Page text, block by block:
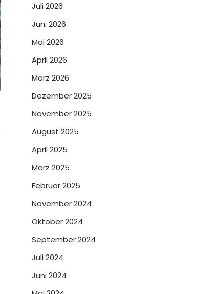
Juli 2026
Juni 2026
Mai 2026
April 2026
März 2026
Dezember 2025
November 2025
August 2025
April 2025
März 2025
Februar 2025
November 2024
Oktober 2024
September 2024
Juli 2024
Juni 2024